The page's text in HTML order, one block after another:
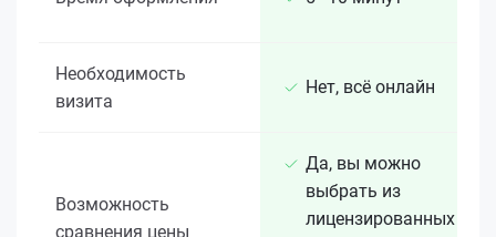
Необходимость
визита
Нет, всё онлайн
Возможность
сравнения цены
Да, вы можно
выбрать из
лицензированных 15+